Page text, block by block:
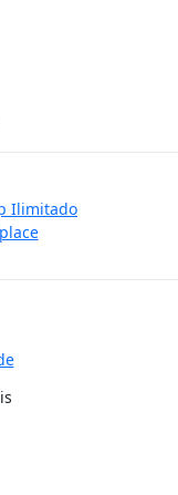
Ilimitado